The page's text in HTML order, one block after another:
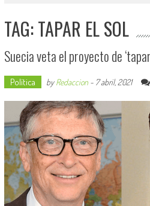
TAG: TAPAR EL SOL
Suecia veta el proyecto de
Política byRedaccion- 7 abril, 2021